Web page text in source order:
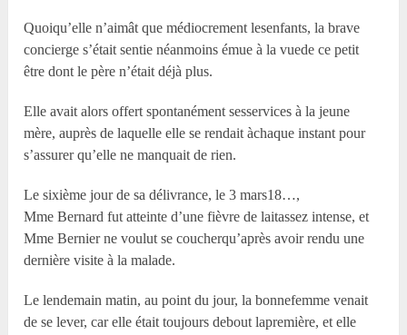
Quoiqu’elle n’aimât que médiocrement lesenfants, la brave
concierge s’était sentie néanmoins émue à la vuede ce petit
être dont le père n’était déjà plus.
Elle avait alors offert spontanément sesservices à la jeune
mère, auprès de laquelle elle se rendait àchaque instant pour
s’assurer qu’elle ne manquait de rien.
Le sixième jour de sa délivrance, le 3 mars18…,
Mme Bernard fut atteinte d’une fièvre de laitassez intense, et
Mme Bernier ne voulut se coucherqu’après avoir rendu une
dernière visite à la malade.
Le lendemain matin, au point du jour, la bonnefemme venait
de se lever, car elle était toujours debout lapremière, et elle